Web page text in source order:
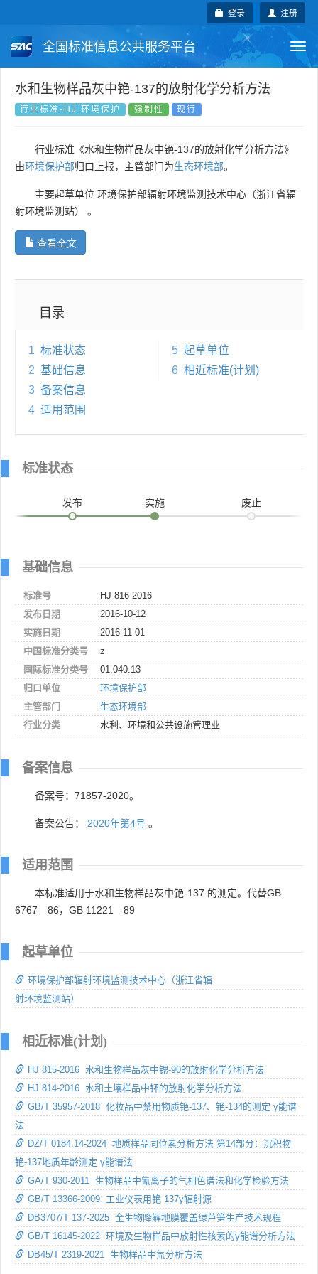
注册
登录
全国标准信息公共服务平台
国家标准 行业标准 地方标准
国外标准 技术委员会
水和生物样品灰中铯-137的放射化学分析方法
行业标准-HJ 环境保护 强制性 现行
行业标准《水和生物样品灰中铯-137的放射化学分析方法》
由环境保护部归口上报，主管部门为生态环境部。
主要起草单位 环境保护部辐射环境监测技术中心（浙江省辐
射环境监测站）
。
查看全文
目录
1 标准状态
2 基础信息
3 备案信息
4 适用范围
5 起草单位
6 相近标准(计划)
标准状态
发布 实施 废止
基础信息
标准号
HJ 816-2016
发布日期
2016-10-12
实施日期
2016-11-01
中国标准分类号
z
国际标准分类号
01.040.13
归口单位
环境保护部
主管部门
生态环境部
行业分类
水利、环境和公共设施管理业
备案信息
备案号：71857-2020。
备案公告： 2020年第4号 。
适用范围
本标准适用于水和生物样品灰中铯-137 的测定。代替GB
6767—86，GB 11221—89
起草单位
环境保护部辐射环境监测技术中心（浙江省辐
射环境监测站）
相近标准(计划)
HJ 815-2016 水和生物样品灰中锶-90的放射化学分析方法
HJ 814-2016 水和土壤样品中钚的放射化学分析方法
GB/T 35957-2018 化妆品中禁用物质铯-137、铯-134的测定 γ能谱
法
DZ/T 0184.14-2024 地质样品同位素分析方法 第14部分：沉积物
铯-137地质年龄测定 γ能谱法
GA/T 930-2011 生物样品中氰离子的气相色谱法和化学检验方法
GB/T 13366-2009 工业仪表用铯 137γ辐射源
DB3707/T 137-2025 全生物降解地膜覆盖绿芦笋生产技术规程
GB/T 16145-2022 环境及生物样品中放射性核素的γ能谱分析方法
DB45/T 2319-2021 生物样品中氚分析方法